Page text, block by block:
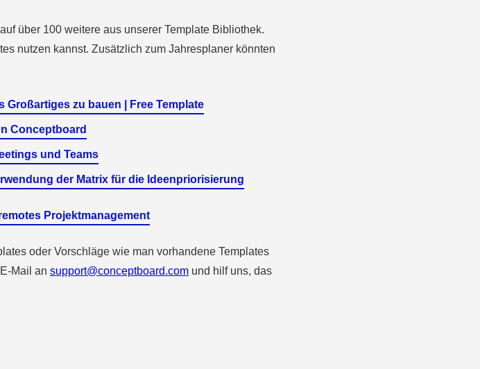
über 100 weitere aus unserer Template Bibliothek.
nutzen kannst. Zusätzlich zum Jahresplaner könnten
Großartiges zu bauen | Free Template
Conceptboard
und Teams
der Matrix für die Ideenpriorisierung
Projektmanagement
oder Vorschläge wie man vorhandene Templates
Mail an support@conceptboard.com und hilf uns, das